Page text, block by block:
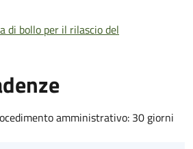
di bollo per il rilascio del
amministrativo: 30 giorni